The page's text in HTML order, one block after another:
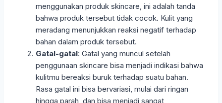
menggunakan produk skincare, ini adalah tanda
bahwa produk tersebut tidak cocok. Kulit yang
meradang menunjukkan reaksi negatif terhadap
bahan dalam produk tersebut.
Gatal-gatal: Gatal yang muncul setelah
penggunaan skincare bisa menjadi indikasi bahwa
kulitmu bereaksi buruk terhadap suatu bahan.
Rasa gatal ini bisa bervariasi, mulai dari ringan
hingga parah, dan bisa menjadi sangat